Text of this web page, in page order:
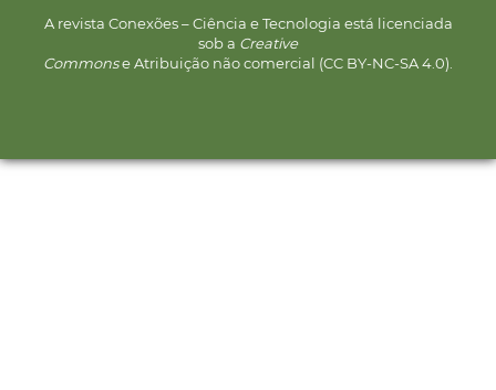
A revista Conexões – Ciência e Tecnologia está licenciada
sob a Creative
Commonse Atribuição não comercial (CC BY-NC-SA 4.0).